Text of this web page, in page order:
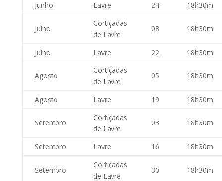
Junho Lavre 24 18h30m
Julho
Cortiçadas
de Lavre
08 18h30m
Julho Lavre 22 18h30m
Agosto
Cortiçadas
de Lavre
05 18h30m
Agosto Lavre 19 18h30m
Setembro
Cortiçadas
de Lavre
03 18h30m
Setembro Lavre 16 18h30m
Setembro
Cortiçadas
de Lavre
30 18h30m